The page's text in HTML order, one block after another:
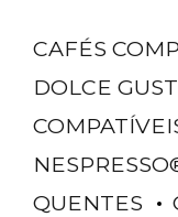
CAFÉS
DOLCE
QUENTES